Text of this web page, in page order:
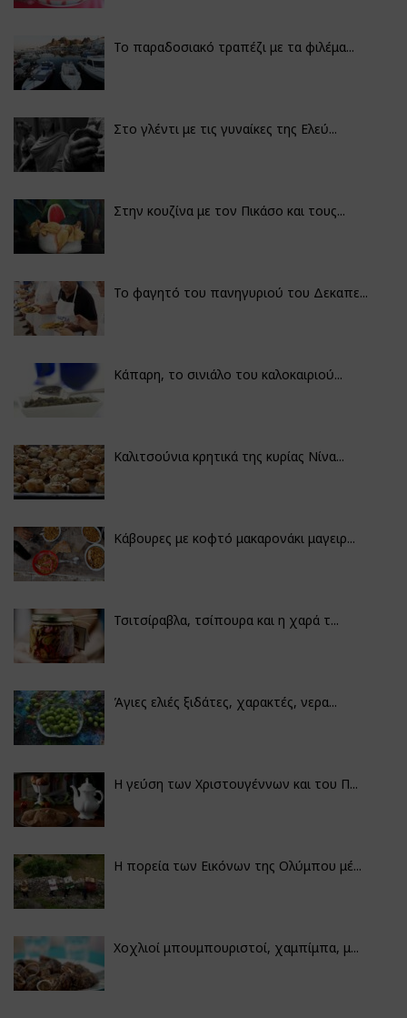
Το παραδοσιακό τραπέζι με τα φιλέμα...
Στο γλέντι με τις γυναίκες της Ελεύ...
Στην κουζίνα με τον Πικάσο και τους...
Το φαγητό του πανηγυριού του Δεκαπε...
Κάπαρη, το σινιάλο του καλοκαιριού...
Καλιτσούνια κρητικά της κυρίας Νίνα...
Κάβουρες με κοφτό μακαρονάκι μαγειρ...
Τσιτσίραβλα, τσίπουρα και η χαρά τ...
Άγιες ελιές ξιδάτες, χαρακτές, νερα...
Η γεύση των Χριστουγέννων και του Π...
Η πορεία των Εικόνων της Ολύμπου μέ...
Χοχλιοί μπουμπουριστοί, χαμπίμπα, μ...